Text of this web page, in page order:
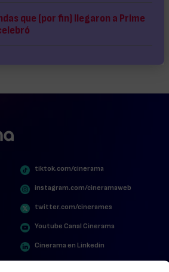
que (por fin) llegaron a Prime
tiktok.com/cinerama
instagram.com/cineramaweb
twitter.com/cinerames
Youtube Canal Cinerama
Cinerama en Linkedin